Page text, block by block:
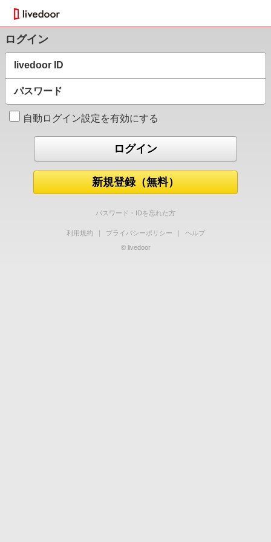
ログイン
livedoor ID
パスワード
自動ログイン設定を有効にする
新規登録（無料）
パスワード・IDを忘れた方
利用規約 ｜ プライバシーポリシー ｜
ヘルプ
© livedoor